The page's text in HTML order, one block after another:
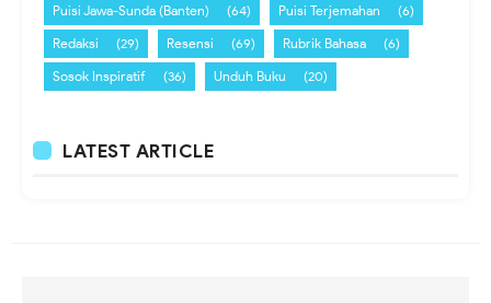
Puisi Jawa-Sunda (Banten)
(64) Puisi Terjemahan
(6)
Redaksi
(29) Resensi (69) Rubrik Bahasa
(6)
Sosok Inspiratif
(36) Unduh Buku (20)
LATEST ARTICLE